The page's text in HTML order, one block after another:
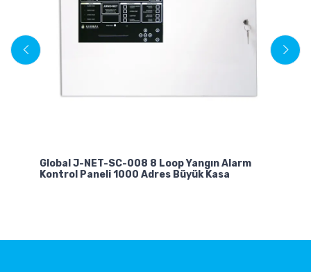
Global J-NET-SC-008 8 Loop Yangın Alarm
Kontrol Paneli 1000 Adres Büyük Kasa